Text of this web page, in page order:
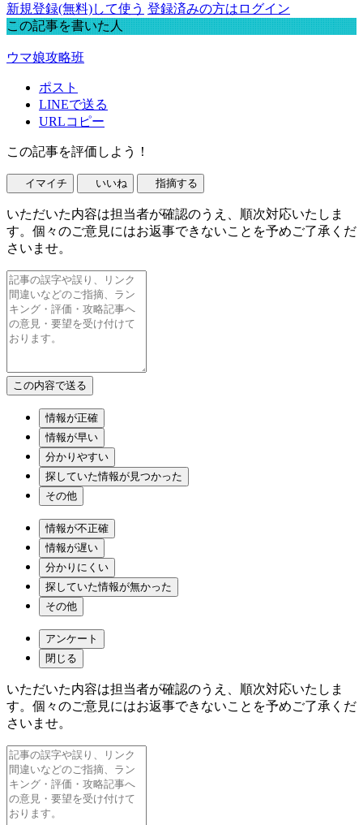
新規登録(無料)して使う 登録済みの方はログイン
この記事を書いた人
ウマ娘攻略班
ポスト
LINEで送る
URLコピー
この記事を評価しよう！
イマイチ いいね 指摘する
いただいた内容は担当者が確認のうえ、順次対応いたしま
す。個々のご意見にはお返事できないことを予めご了承くだ
さいませ。
情報が正確
情報が早い
分かりやすい
探していた情報が見つかった
その他
情報が不正確
情報が遅い
分かりにくい
探していた情報が無かった
その他
アンケート
閉じる
いただいた内容は担当者が確認のうえ、順次対応いたしま
す。個々のご意見にはお返事できないことを予めご了承くだ
さいませ。